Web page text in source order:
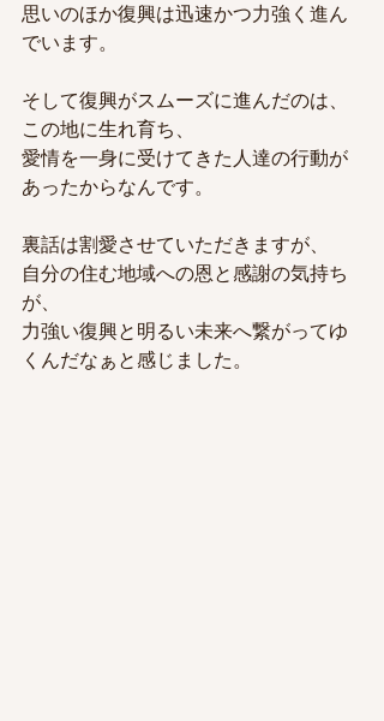
思いのほか復興は迅速かつ力強く進ん
でいます。
そして復興がスムーズに進んだのは、
この地に生れ育ち、
愛情を一身に受けてきた人達の行動が
あったからなんです。
裏話は割愛させていただきますが、
自分の住む地域への恩と感謝の気持ち
が、
力強い復興と明るい未来へ繋がってゆ
くんだなぁと感じました。